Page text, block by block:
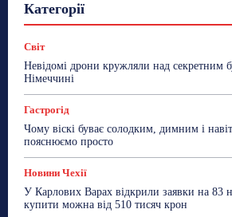
Категорії
Сад та
ТехноМанія
Топ-
Світ
Невідомі дрони кружляли над секретним
Німеччині
Гастрогід
Чому віскі буває солодким, димним і
пояснюємо просто
Новини Чехії
У Карлових Варах відкрили заявки на 83
купити можна від 510 тисяч крон